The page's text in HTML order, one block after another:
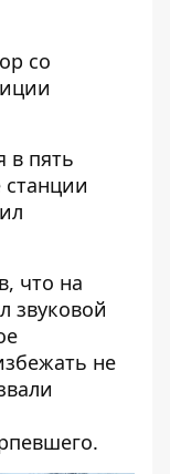
со
в пять
станции
что на
звуковой
не